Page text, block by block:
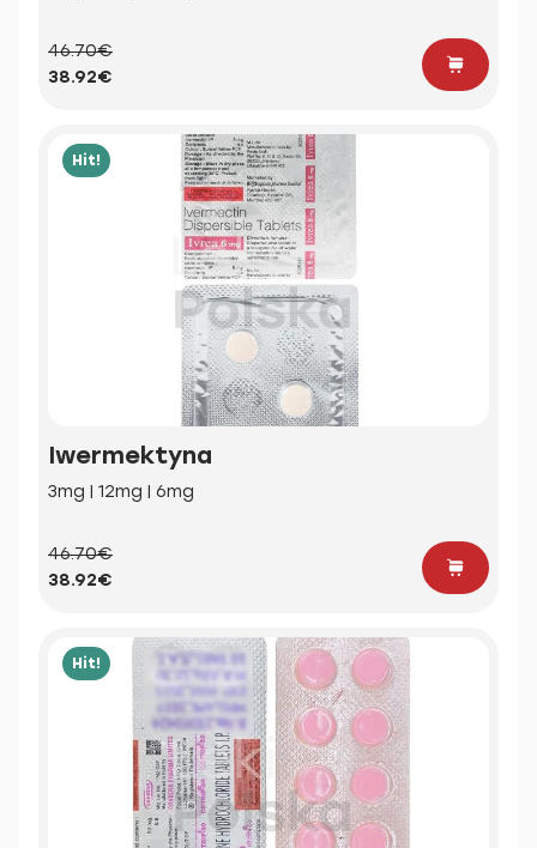
46.70€
38.92€
Hit!
Iwermektyna
3mg | 12mg | 6mg
46.70€
38.92€
Hit!